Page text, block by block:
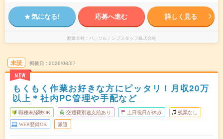
気になる! 応募へ進む 詳しく見る
派遣会社 パーソルテンプスタッフ株式会社
未読
NEW
掲載日 2026/08/07
もくもく作業お好きな方にピッタリ！月収20万
以上＊社内PC管理や手配など
職種未経験OK 交通費別途支給あり 土日祝日が休み 残業なし
WEB登録OK 派遣